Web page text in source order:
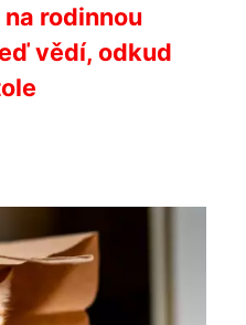
rodinnou
vědí, odkud